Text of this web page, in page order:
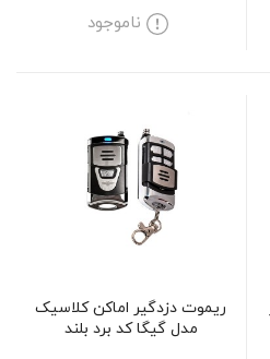
ناموجود
ریموت دزدگیر اماکن کلاسیک
مدل گیگا کد برد بلند